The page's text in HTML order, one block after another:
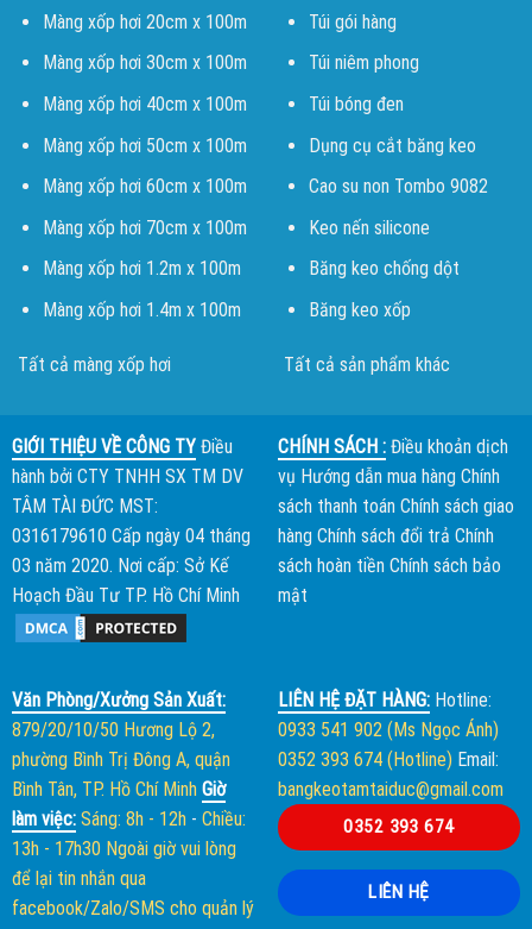
Màng xốp hơi 20cm x 100m
Màng xốp hơi 30cm x 100m
Màng xốp hơi 40cm x 100m
Màng xốp hơi 50cm x 100m
Màng xốp hơi 60cm x 100m
Màng xốp hơi 70cm x 100m
Màng xốp hơi 1.2m x 100m
Màng xốp hơi 1.4m x 100m
Tất cả màng xốp hơi
Túi gói hàng
Túi niêm phong
Túi bóng đen
Dụng cụ cắt băng keo
Cao su non Tombo 9082
Keo nến silicone
Băng keo chống dột
Băng keo xốp
Tất cả sản phẩm khác
GIỚI THIỆU VỀ CÔNG TYĐiều
hành bởi CTY TNHH SX TM DV
TÂM TÀI ĐỨC MST:
0316179610 Cấp ngày 04 tháng
03 năm 2020. Nơi cấp: Sở Kế
Hoạch Đầu Tư TP. Hồ Chí Minh
CHÍNH SÁCH : Điều khoản dịch
vụ Hướng dẫn mua hàng Chính
sách thanh toán Chính sách giao
hàng Chính sách đổi trả Chính
sách hoàn tiền Chính sách bảo
mật
Văn Phòng/Xưởng Sản Xuất:
879/20/10/50 Hương Lộ 2,
phường Bình Trị Đông A, quận
Bình Tân, TP. Hồ Chí Minh Giờ
làm việc: Sáng: 8h - 12h- Chiều:
13h - 17h30 Ngoài giờ vui lòng
để lại tin nhắn qua
facebook/Zalo/SMS cho quản lý
LIÊN HỆ ĐẶT HÀNG:Hotline:
0933 541 902 (Ms Ngọc Ánh)
0352 393 674 (Hotline) Email:
bangkeotamtaiduc@gmail.com
0352 393 674
LIÊN HỆ